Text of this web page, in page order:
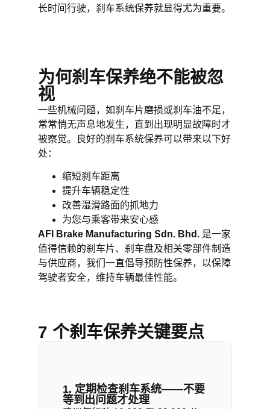
长时间行驶，刹车系统保养就显得尤为重要。
为何刹车保养绝不能被忽
视
一些机械问题，如刹车片磨损或刹车油不足，
常常悄无声息地发生，直到出现明显故障时才
被察觉。良好的刹车系统保养可以带来以下好
处：
缩短刹车距离
提升车辆稳定性
改善湿滑路面的抓地力
为您与乘客带来安心感
AFI Brake Manufacturing Sdn. Bhd.是一家
值得信赖的刹车片、刹车盘及相关零部件制造
与供应商，我们一直倡导预防性保养，以保障
驾驶者安全，维持车辆最佳性能。
7 个刹车保养关键要点
1. 定期检查刹车系统——不要
等到出问题才处理